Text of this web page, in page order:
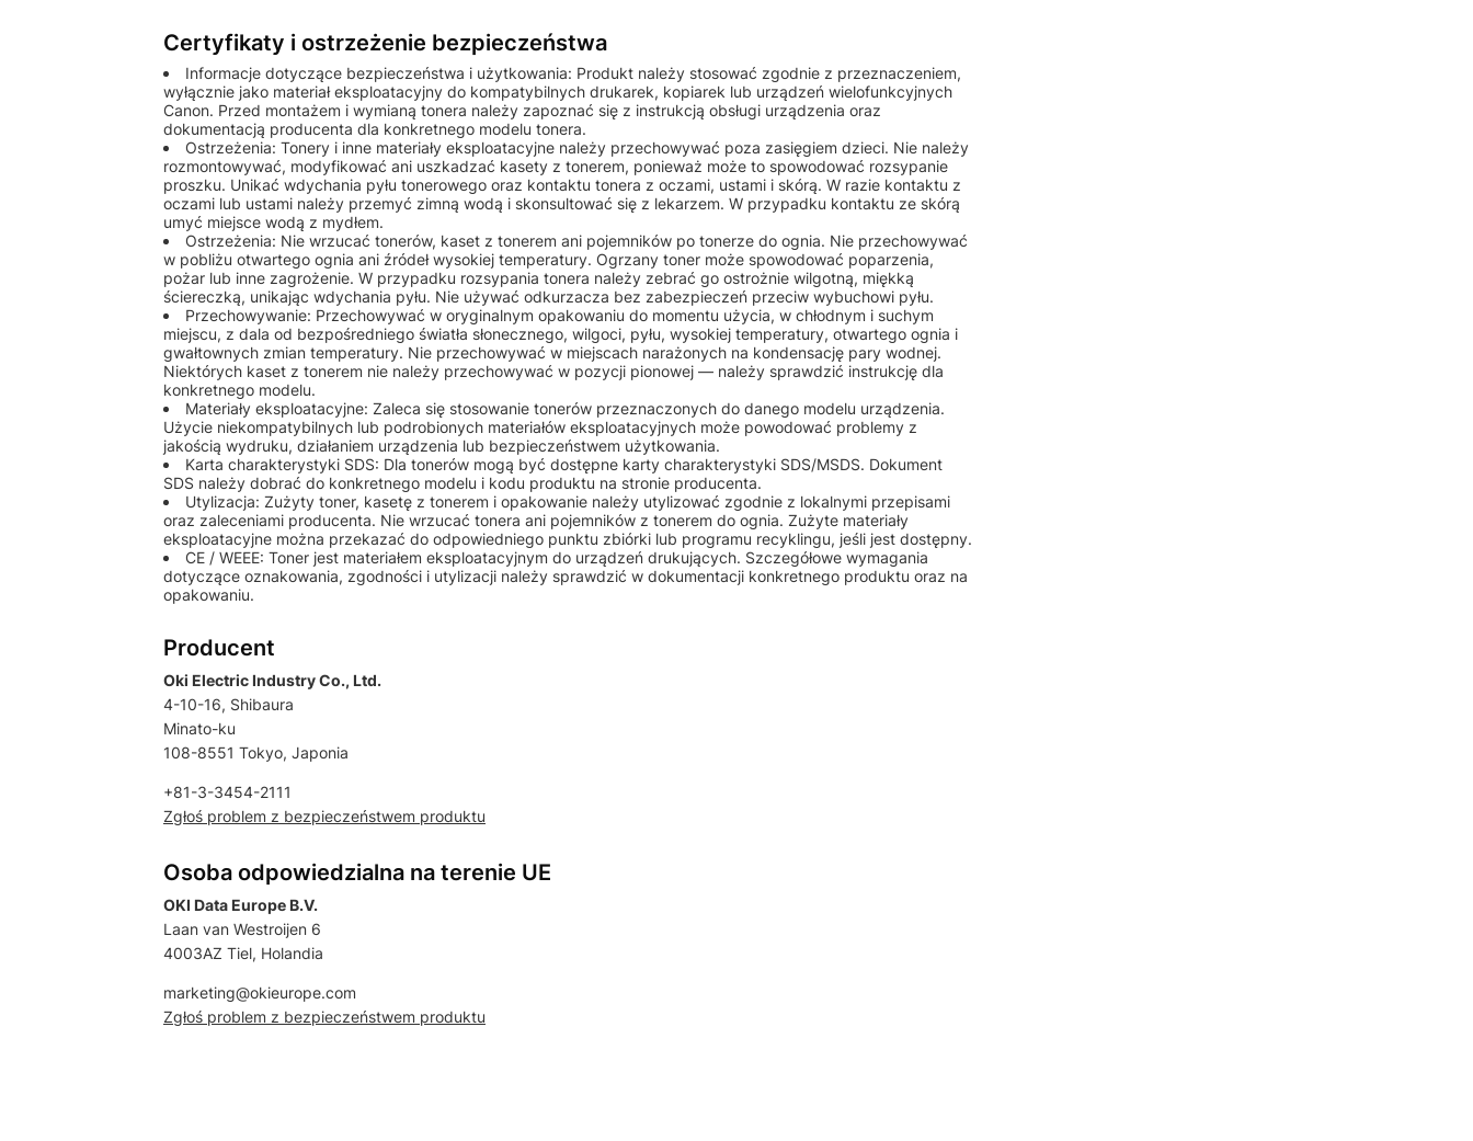
Certyfikaty i ostrzeżenie bezpieczeństwa
Informacje dotyczące bezpieczeństwa i użytkowania: Produkt należy stosować zgodnie z przeznaczeniem,
wyłącznie jako materiał eksploatacyjny do kompatybilnych drukarek, kopiarek lub urządzeń wielofunkcyjnych
Canon. Przed montażem i wymianą tonera należy zapoznać się z instrukcją obsługi urządzenia oraz
dokumentacją producenta dla konkretnego modelu tonera.
Ostrzeżenia: Tonery i inne materiały eksploatacyjne należy przechowywać poza zasięgiem dzieci. Nie należy
rozmontowywać, modyfikować ani uszkadzać kasety z tonerem, ponieważ może to spowodować rozsypanie
proszku. Unikać wdychania pyłu tonerowego oraz kontaktu tonera z oczami, ustami i skórą. W razie kontaktu z
oczami lub ustami należy przemyć zimną wodą i skonsultować się z lekarzem. W przypadku kontaktu ze skórą
umyć miejsce wodą z mydłem.
Ostrzeżenia: Nie wrzucać tonerów, kaset z tonerem ani pojemników po tonerze do ognia. Nie przechowywać
w pobliżu otwartego ognia ani źródeł wysokiej temperatury. Ogrzany toner może spowodować poparzenia,
pożar lub inne zagrożenie. W przypadku rozsypania tonera należy zebrać go ostrożnie wilgotną, miękką
ściereczką, unikając wdychania pyłu. Nie używać odkurzacza bez zabezpieczeń przeciw wybuchowi pyłu.
Przechowywanie: Przechowywać w oryginalnym opakowaniu do momentu użycia, w chłodnym i suchym
miejscu, z dala od bezpośredniego światła słonecznego, wilgoci, pyłu, wysokiej temperatury, otwartego ognia i
gwałtownych zmian temperatury. Nie przechowywać w miejscach narażonych na kondensację pary wodnej.
Niektórych kaset z tonerem nie należy przechowywać w pozycji pionowej — należy sprawdzić instrukcję dla
konkretnego modelu.
Materiały eksploatacyjne: Zaleca się stosowanie tonerów przeznaczonych do danego modelu urządzenia.
Użycie niekompatybilnych lub podrobionych materiałów eksploatacyjnych może powodować problemy z
jakością wydruku, działaniem urządzenia lub bezpieczeństwem użytkowania.
Karta charakterystyki SDS: Dla tonerów mogą być dostępne karty charakterystyki SDS/MSDS. Dokument
SDS należy dobrać do konkretnego modelu i kodu produktu na stronie producenta.
Utylizacja: Zużyty toner, kasetę z tonerem i opakowanie należy utylizować zgodnie z lokalnymi przepisami
oraz zaleceniami producenta. Nie wrzucać tonera ani pojemników z tonerem do ognia. Zużyte materiały
eksploatacyjne można przekazać do odpowiedniego punktu zbiórki lub programu recyklingu, jeśli jest dostępny.
CE / WEEE: Toner jest materiałem eksploatacyjnym do urządzeń drukujących. Szczegółowe wymagania
dotyczące oznakowania, zgodności i utylizacji należy sprawdzić w dokumentacji konkretnego produktu oraz na
opakowaniu.
Producent
Oki Electric Industry Co., Ltd.
4-10-16, Shibaura
Minato-ku
108-8551 Tokyo, Japonia
+81-3-3454-2111
Zgłoś problem z bezpieczeństwem produktu
Osoba odpowiedzialna na terenie UE
OKI Data Europe B.V.
Laan van Westroijen 6
4003AZ Tiel, Holandia
marketing@okieurope.com
Zgłoś problem z bezpieczeństwem produktu